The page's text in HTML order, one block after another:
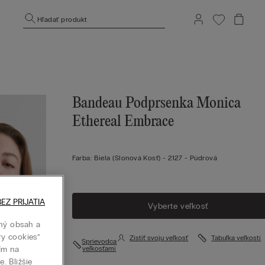
Hľadať produkt
Bandeau Podprsenka Monica
Ethereal Embrace
Farba: Biela (slonová Kosť) -2127 - Púdrová
Vyberte veľkosť
Sprievodca
veľkosťami
Zistiť svoju veľkosť Tabuľka veľkostí
obsah a
cookies”
na
Bližšie
PRIJATIA